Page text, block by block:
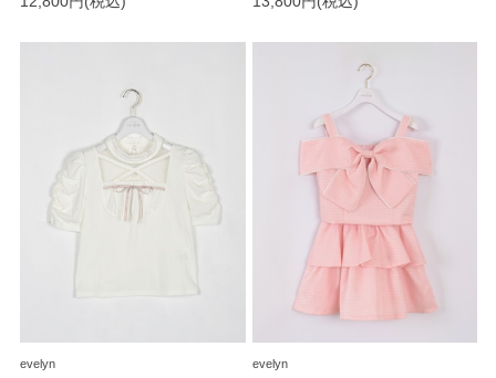
evelyn
evelyn